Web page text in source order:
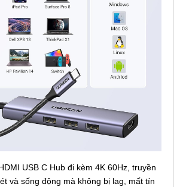
USB C Hub đi kèm 4K 60Hz, truyền
và sống động mà không bị lag, mất tín